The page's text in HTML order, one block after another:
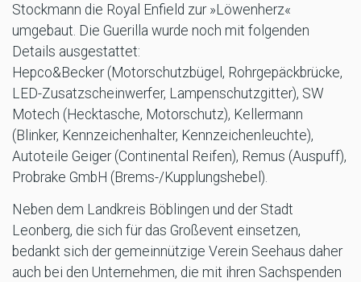
Stockmann die Royal Enfield zur »Löwenherz«
umgebaut. Die Guerilla wurde noch mit folgenden
Details ausgestattet:
Hepco&Becker (Motorschutzbügel, Rohrgepäckbrücke,
LED-Zusatzscheinwerfer, Lampenschutzgitter), SW
Motech (Hecktasche, Motorschutz), Kellermann
(Blinker, Kennzeichenhalter, Kennzeichenleuchte),
Autoteile Geiger (Continental Reifen), Remus (Auspuff),
Probrake GmbH (Brems-/Kupplungshebel).
Neben dem Landkreis Böblingen und der Stadt
Leonberg, die sich für das Großevent einsetzen,
bedankt sich der gemeinnützige Verein Seehaus daher
auch bei den Unternehmen, die mit ihren Sachspenden